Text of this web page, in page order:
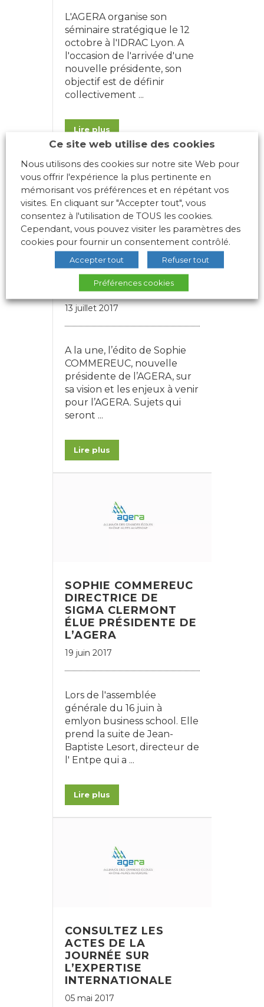
de
publication
L'AGERA organise son
séminaire stratégique le 12
octobre à l'IDRAC Lyon. A
l'occasion de l'arrivée d'une
nouvelle présidente, son
objectif est de définir
collectivement ...
Lire plus
LE NUMÉRO 36 DES
ECHOS VIENT DE
PARAÎTRE !
13 juillet 2017
A la une, l’édito de Sophie
COMMEREUC, nouvelle
présidente de l’AGERA, sur
sa vision et les enjeux à venir
pour l’AGERA. Sujets qui
seront ...
Lire plus
SOPHIE COMMEREUC
DIRECTRICE DE
SIGMA CLERMONT
ÉLUE PRÉSIDENTE DE
L’AGERA
19 juin 2017
Lors de l'assemblée
générale du 16 juin à
emlyon business school. Elle
prend la suite de Jean-
Baptiste Lesort, directeur de
l' Entpe qui a ...
Lire plus
CONSULTEZ LES
ACTES DE LA
JOURNÉE SUR
L’EXPERTISE
INTERNATIONALE
05 mai 2017
Ce site web utilise des cookies
Nous utilisons des cookies sur notre site Web pour
vous offrir l'expérience la plus pertinente en
mémorisant vos préférences et en répétant vos
visites. En cliquant sur "Accepter tout", vous
consentez à l'utilisation de TOUS les cookies.
Cependant, vous pouvez visiter les paramètres des
cookies pour fournir un consentement contrôlé.
Accepter tout Refuser tout
Préférences cookies